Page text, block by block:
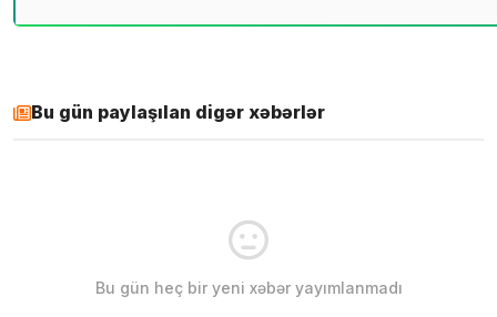
Bu gün paylaşılan digər xəbərlər
Bu gün heç bir yeni xəbər yayımlanmadı